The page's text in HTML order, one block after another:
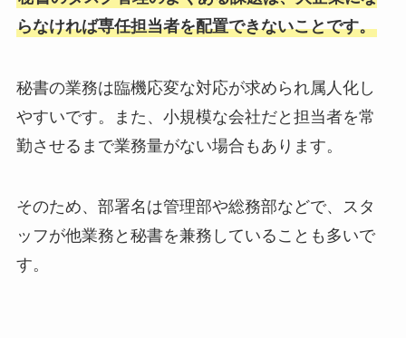
らなければ専任担当者を配置できないことです。
秘書の業務は臨機応変な対応が求められ属人化し
やすいです。また、小規模な会社だと担当者を常
勤させるまで業務量がない場合もあります。
そのため、部署名は管理部や総務部などで、スタ
ッフが他業務と秘書を兼務していることも多いで
す。